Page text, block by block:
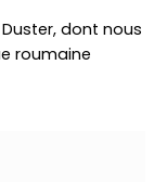
dont nous
roumaine